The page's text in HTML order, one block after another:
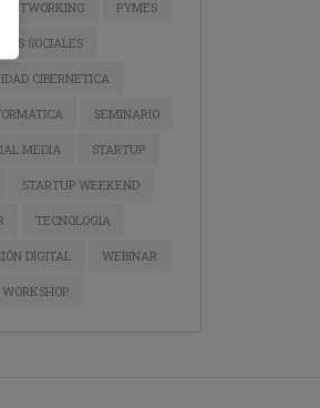
NETWORKING PYMES
SOCIALES
CIBERNETICA
SEMINARIO
MEDIA STARTUP
STARTUP WEEKEND
TECNOLOGIA
DIGITAL WEBINAR
WORKSHOP